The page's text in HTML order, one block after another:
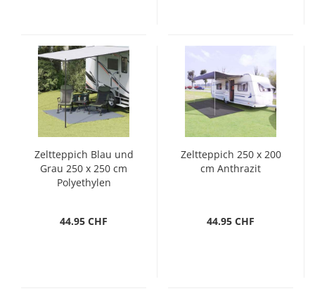
Zeltteppich Blau und
Grau 250 x 250 cm
Polyethylen
44.95 CHF
Zeltteppich 250 x 200
cm Anthrazit
44.95 CHF